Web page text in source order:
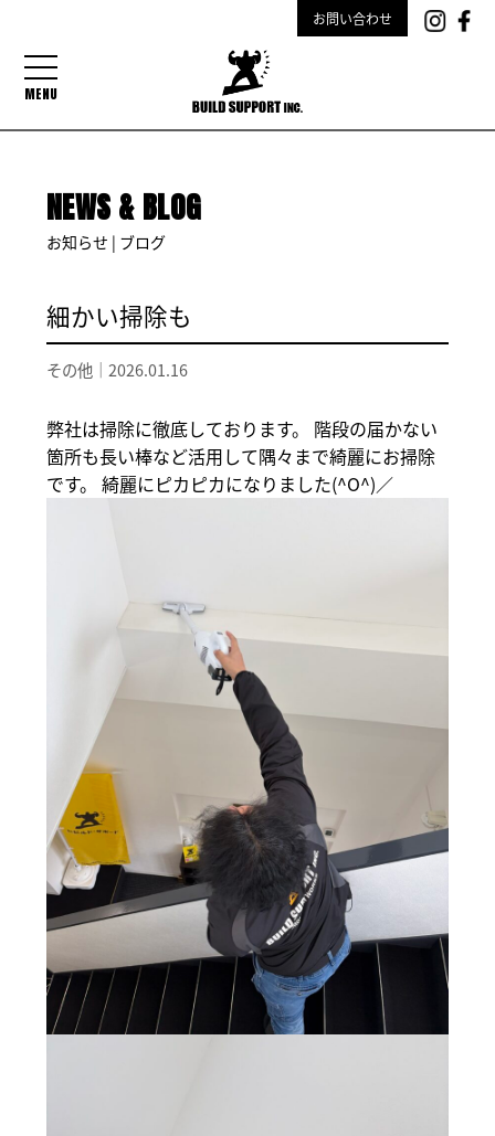
お問い合わせ
MENU
NEWS & BLOG
お知らせ | ブログ
細かい掃除も
その他｜ 2026.01.16
弊社は掃除に徹底しております。 階段の届かない
箇所も長い棒など活用して隅々まで綺麗にお掃除
です。 綺麗にピカピカになりました(^O^)／